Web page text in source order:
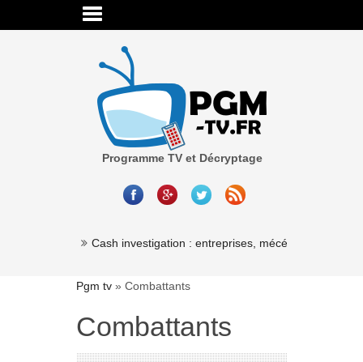
Programme TV et Décryptage
Cash investigation : entreprises, mécénat,
Pgm tv » Combattants
Combattants